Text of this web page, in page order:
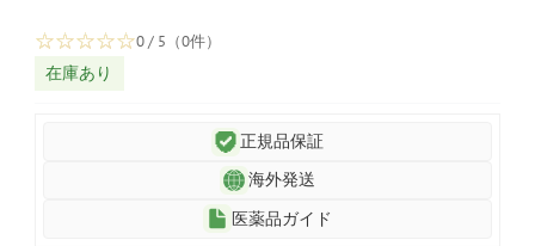
☆☆☆☆☆0 / 5（0件）
在庫あり
正規品保証
海外発送
医薬品ガイド